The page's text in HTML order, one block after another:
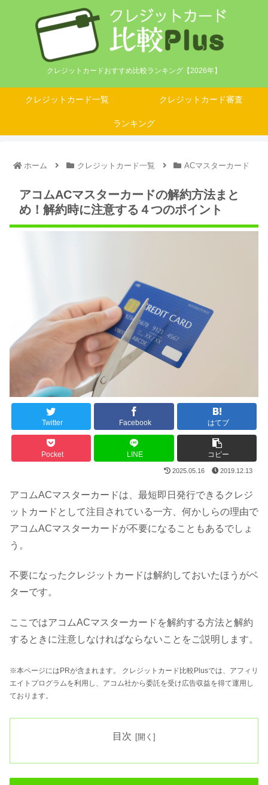
クレジットカードおすすめ比較ランキング【2026年】
クレジットカード一覧 クレジットカード審査
ランキング
ホーム クレジットカード一覧 ACマスターカード
アコムACマスターカードの解約方法まと
め！解約時に注意する４つのポイント
Twitter Facebook はてブ
Pocket LINE コピー
2025.05.16 2019.12.13
アコムACマスターカードは、最短即日発行できるクレジ
ットカードとして注目されている一方、何かしらの理由で
アコムACマスターカードが不要になることもあるでしょ
う。
不要になったクレジットカードは解約しておいたほうがベ
ターです。
ここではアコムACマスターカードを解約する方法と解約
するときに注意しなければならないことをご説明します。
※本ページにはPRが含まれます。 クレジットカード比較Plusでは、アフィリ
エイトプログラムを利用し、アコム社から委託を受け広告収益を得て運用し
ております。
目次